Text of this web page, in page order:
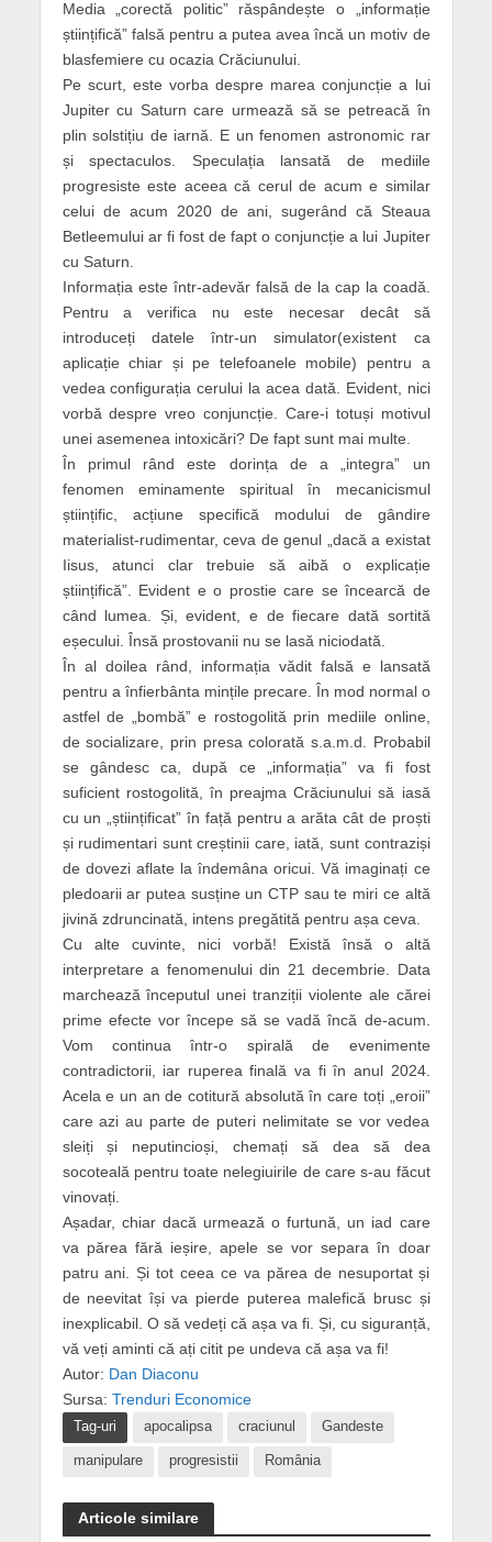
Media „corectă politic” răspândește o „informație
științifică” falsă pentru a putea avea încă un motiv de
blasfemiere cu ocazia Crăciunului.
Pe scurt, este vorba despre marea conjuncție a lui
Jupiter cu Saturn care urmează să se petreacă în
plin solstițiu de iarnă. E un fenomen astronomic rar
și spectaculos. Speculația lansată de mediile
progresiste este aceea că cerul de acum e similar
celui de acum 2020 de ani, sugerând că Steaua
Betleemului ar fi fost de fapt o conjuncție a lui Jupiter
cu Saturn.
Informația este într-adevăr falsă de la cap la coadă.
Pentru a verifica nu este necesar decât să
introduceți datele într-un simulator(existent ca
aplicație chiar și pe telefoanele mobile) pentru a
vedea configurația cerului la acea dată. Evident, nici
vorbă despre vreo conjuncție. Care-i totuși motivul
unei asemenea intoxicări? De fapt sunt mai multe.
În primul rând este dorința de a „integra” un
fenomen eminamente spiritual în mecanicismul
științific, acțiune specifică modului de gândire
materialist-rudimentar, ceva de genul „dacă a existat
Iisus, atunci clar trebuie să aibă o explicație
științifică”. Evident e o prostie care se încearcă de
când lumea. Și, evident, e de fiecare dată sortită
eșecului. Însă prostovanii nu se lasă niciodată.
În al doilea rând, informația vădit falsă e lansată
pentru a înfierbânta mințile precare. În mod normal o
astfel de „bombă” e rostogolită prin mediile online,
de socializare, prin presa colorată s.a.m.d. Probabil
se gândesc ca, după ce „informația” va fi fost
suficient rostogolită, în preajma Crăciunului să iasă
cu un „științificat” în față pentru a arăta cât de proști
și rudimentari sunt creștinii care, iată, sunt contraziși
de dovezi aflate la îndemâna oricui. Vă imaginați ce
pledoarii ar putea susține un CTP sau te miri ce altă
jivină zdruncinată, intens pregătită pentru așa ceva.
Cu alte cuvinte, nici vorbă! Există însă o altă
interpretare a fenomenului din 21 decembrie. Data
marchează începutul unei tranziții violente ale cărei
prime efecte vor începe să se vadă încă de-acum.
Vom continua într-o spirală de evenimente
contradictorii, iar ruperea finală va fi în anul 2024.
Acela e un an de cotitură absolută în care toți „eroii”
care azi au parte de puteri nelimitate se vor vedea
sleiți și neputincioși, chemați să dea să dea
socoteală pentru toate nelegiuirile de care s-au făcut
vinovați.
Așadar, chiar dacă urmează o furtună, un iad care
va părea fără ieșire, apele se vor separa în doar
patru ani. Și tot ceea ce va părea de nesuportat și
de neevitat își va pierde puterea malefică brusc și
inexplicabil. O să vedeți că așa va fi. Și, cu siguranță,
vă veți aminti că ați citit pe undeva că așa va fi!
Autor: Dan Diaconu
Sursa: Trenduri Economice
Tag-uri apocalipsa craciunul Gandeste
manipulare progresistii România
Articole similare